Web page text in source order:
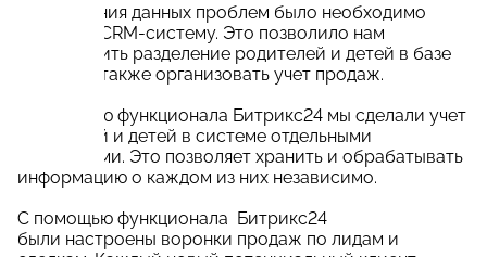
Для решения данных проблем было необходимо
внедрить CRM-систему. Это позволило нам
осуществить разделение родителей и детей в базе
данных, а также организовать учет продаж.
С помощью функционала Битрикс24 мы сделали учет
родителей и детей в системе отдельными
сущностями. Это позволяет хранить и обрабатывать
информацию о каждом из них независимо.
С помощью функционала Битрикс24
были настроены воронки продаж по лидам и